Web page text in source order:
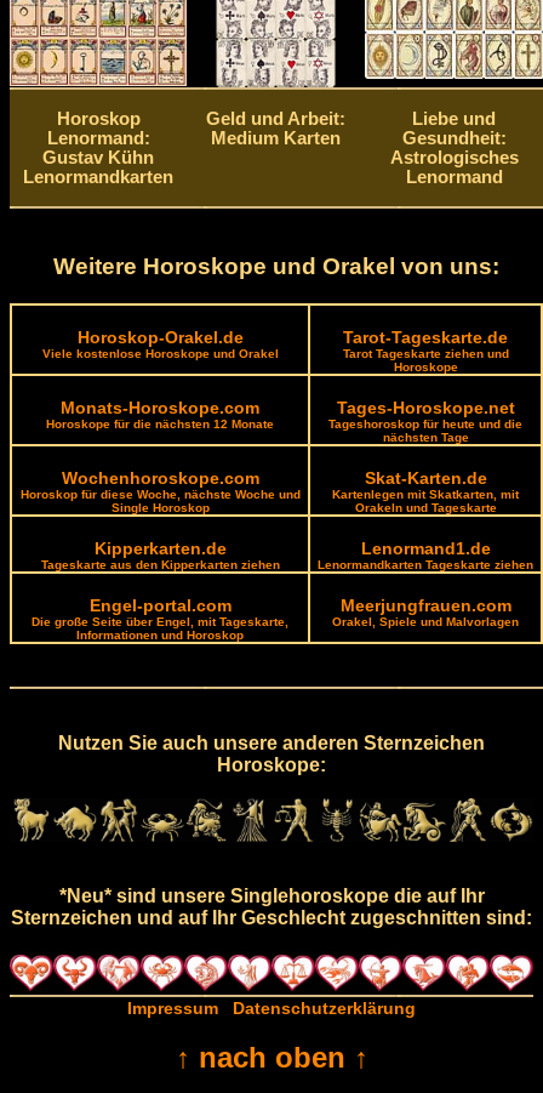
Horoskop
Lenormand:
Gustav Kühn
Lenormandkarten
Geld und Arbeit:
Medium Karten
Liebe und
Gesundheit:
Astrologisches
Lenormand
Weitere Horoskope und Orakel von uns:
Horoskop-Orakel.de
Viele kostenlose Horoskope und Orakel
Tarot-Tageskarte.de
Tarot Tageskarte ziehen und
Horoskope
Monats-Horoskope.com
Horoskope für die nächsten 12 Monate
Tages-Horoskope.net
Tageshoroskop für heute und die
nächsten Tage
Wochenhoroskope.com
Horoskop für diese Woche, nächste Woche und
Single Horoskop
Skat-Karten.de
Kartenlegen mit Skatkarten, mit
Orakeln und Tageskarte
Kipperkarten.de
Tageskarte aus den Kipperkarten ziehen
Lenormand1.de
Lenormandkarten Tageskarte ziehen
Engel-portal.com
Die große Seite über Engel, mit Tageskarte,
Informationen und Horoskop
Meerjungfrauen.com
Orakel, Spiele und Malvorlagen
Nutzen Sie auch unsere anderen Sternzeichen
Horoskope:
*Neu* sind unsere Singlehoroskope die auf Ihr
Sternzeichen und auf Ihr Geschlecht zugeschnitten sind:
Impressum Datenschutzerklärung
↑ nach oben ↑